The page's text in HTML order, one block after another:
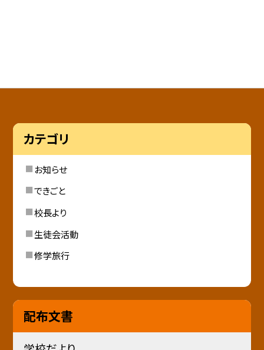
カテゴリ
お知らせ
できごと
校長より
生徒会活動
修学旅行
配布文書